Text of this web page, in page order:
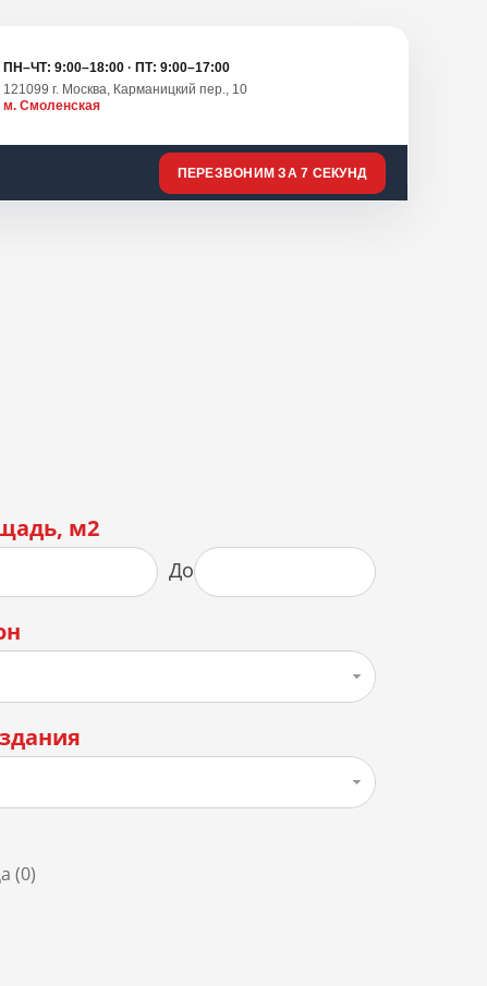
ПН–ЧТ: 9:00–18:00 · ПТ: 9:00–17:00
121099 г. Москва, Карманицкий пер., 10
м. Смоленская
ПЕРЕЗВОНИМ ЗА 7 СЕКУНД
м2
До
(0)